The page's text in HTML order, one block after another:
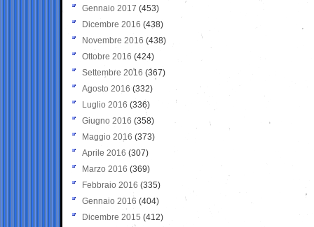
Gennaio 2017 (453)
Dicembre 2016 (438)
Novembre 2016 (438)
Ottobre 2016 (424)
Settembre 2016 (367)
Agosto 2016 (332)
Luglio 2016 (336)
Giugno 2016 (358)
Maggio 2016 (373)
Aprile 2016 (307)
Marzo 2016 (369)
Febbraio 2016 (335)
Gennaio 2016 (404)
Dicembre 2015 (412)